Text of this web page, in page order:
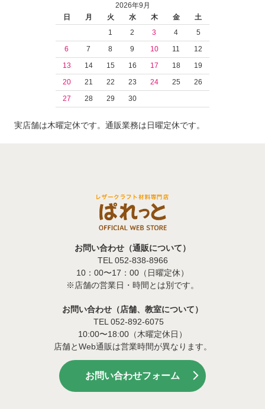
2026年9月
日
月 火 水 木 金
土
1
2 3 4
5
6
7 8 9 10 11
12
13
14 15 16 17 18
19
20
21 22 23 24 25
26
27
28 29 30
実店舗は木曜定休です。通販業務は日曜定休です。
お問い合わせ（通販について）
TEL 052-838-8966
10：00〜17：00（日曜定休）
※店舗の営業日・時間とは別です。
お問い合わせ（店舗、教室について）
TEL 052-892-6075
10:00〜18:00（木曜定休日）
店舗とWeb通販は営業時間が異なります。
お問い合わせフォーム